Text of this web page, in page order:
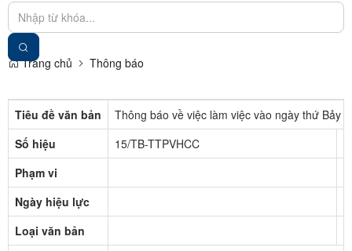
Trang chủ Thông báo
Tiêu đề văn bản
Thông báo về việc làm việc vào ngày thứ Bảy
Số hiệu
15/TB-TTPVHCC
Phạm vi
Ngày hiệu lực
Loại văn bản